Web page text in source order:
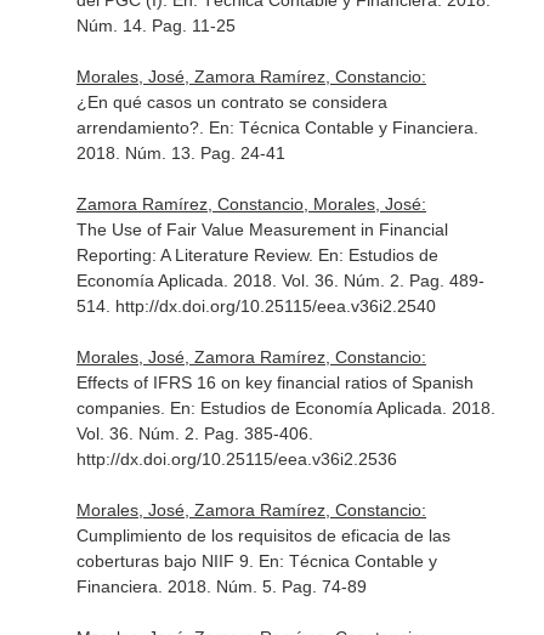
Núm. 14. Pag. 11-25
Morales, José, Zamora Ramírez, Constancio:
¿En qué casos un contrato se considera
arrendamiento?. En: Técnica Contable y Financiera
2018. Núm. 13. Pag. 24-41
Zamora Ramírez, Constancio, Morales, José:
The Use of Fair Value Measurement in Financial
Reporting: A Literature Review. En: Estudios de
Economía Aplicada . 2018. Vol. 36. Núm. 2. Pag. 489-
514. http://dx.doi.org/10.25115/eea.v36i2.2540
Morales, José, Zamora Ramírez, Constancio:
Effects of IFRS 16 on key financial ratios of Spanish
companies. En: Estudios de Economía Aplicada . 2018.
Vol. 36. Núm. 2. Pag. 385-406.
http://dx.doi.org/10.25115/eea.v36i2.2536
Morales, José, Zamora Ramírez, Constancio:
Cumplimiento de los requisitos de eficacia de las
coberturas bajo NIIF 9. En: Técnica Contable y
Financiera . 2018. Núm. 5. Pag. 74-89